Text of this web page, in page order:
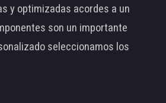
y optimizadas acordes a un
son un importante
seleccionamos los